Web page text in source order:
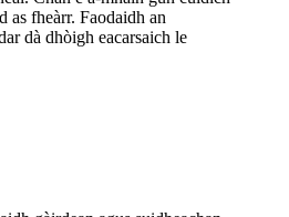
as fheàrr. Faodaidh an
dà dhòigh eacarsaich le